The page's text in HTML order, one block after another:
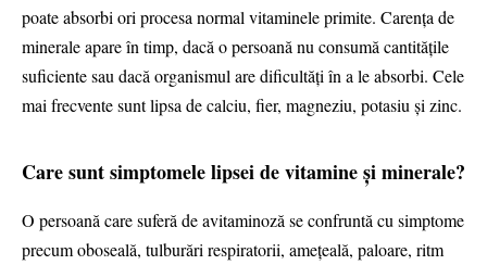
poate absorbi ori procesa normal vitaminele primite. Carența de
minerale apare în timp, dacă o persoană nu consumă cantitățile
suficiente sau dacă organismul are dificultăți în a le absorbi. Cele
mai frecvente sunt lipsa de calciu, fier, magneziu, potasiu și zinc.
Care sunt simptomele lipsei de vitamine și minerale?
O persoană care suferă de avitaminoză se confruntă cu simptome
precum oboseală, tulburări respiratorii, amețeală, paloare, ritm